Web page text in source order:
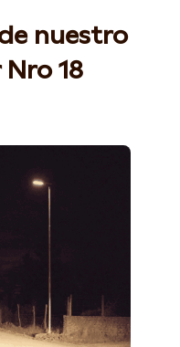
nuestro
18